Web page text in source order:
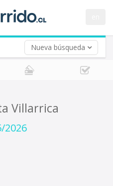
Nueva búsqueda
Villarrica
2026